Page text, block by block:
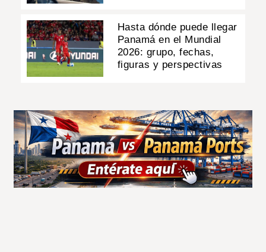
Hasta dónde puede llegar
Panamá en el Mundial
2026: grupo, fechas,
figuras y perspectivas